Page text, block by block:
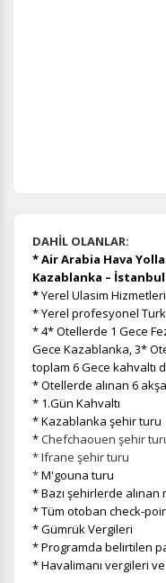
DAHİL OLANLAR:
* Air Arabia Hava
Kazablanka –
*Yerel Ulasim Hizmetleri
* Yerel profesyonel
* 4* Otellerde 1 Gece
Gece Kazablanka, 3*
toplam 6 Gece kahvaltı
* Otellerde alınan 6
* 1.Gün Kahvaltı
* Kazablanka şehir turu
*Chefchaouen şehir
* Ifrane şehir turu
*M'gouna turu
* Bazı şehirlerde
* Tüm otoban check-
* Gümrük Vergileri
* Programda belirtilen
* Havalimanı vergileri